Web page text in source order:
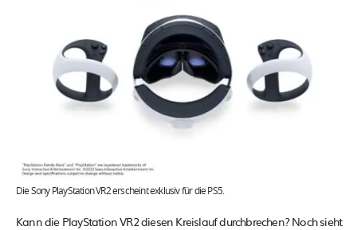
Die Sony PlayStation VR2 erscheint exklusiv für die PS5.
Kann die PlayStation VR2 diesen Kreislauf durchbrechen? Noch sieht